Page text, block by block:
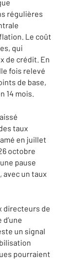
régulières
Le coût
qui
de crédit. En
fois relevé
de base,
14 mois.
taux
en juillet
octobre
pause
avec un taux
directeurs de
un signal
pourraient